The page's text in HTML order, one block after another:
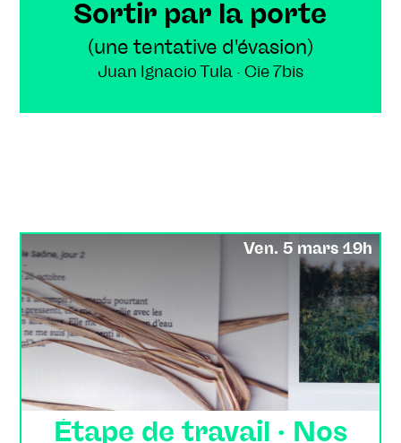
Sortir par la porte
(une tentative d'évasion)
Juan Ignacio Tula · Cie 7bis
Ven. 5 mars 19h
Étape de travail · Nos